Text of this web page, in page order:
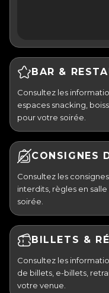
BAR &
Consultez les
espaces snacking,
pour votre soirée.
CONSIGNES
Consultez les
interdits, règles en
soirée.
BILLETS &
Consultez les
de billets, e-billets,
votre venue.